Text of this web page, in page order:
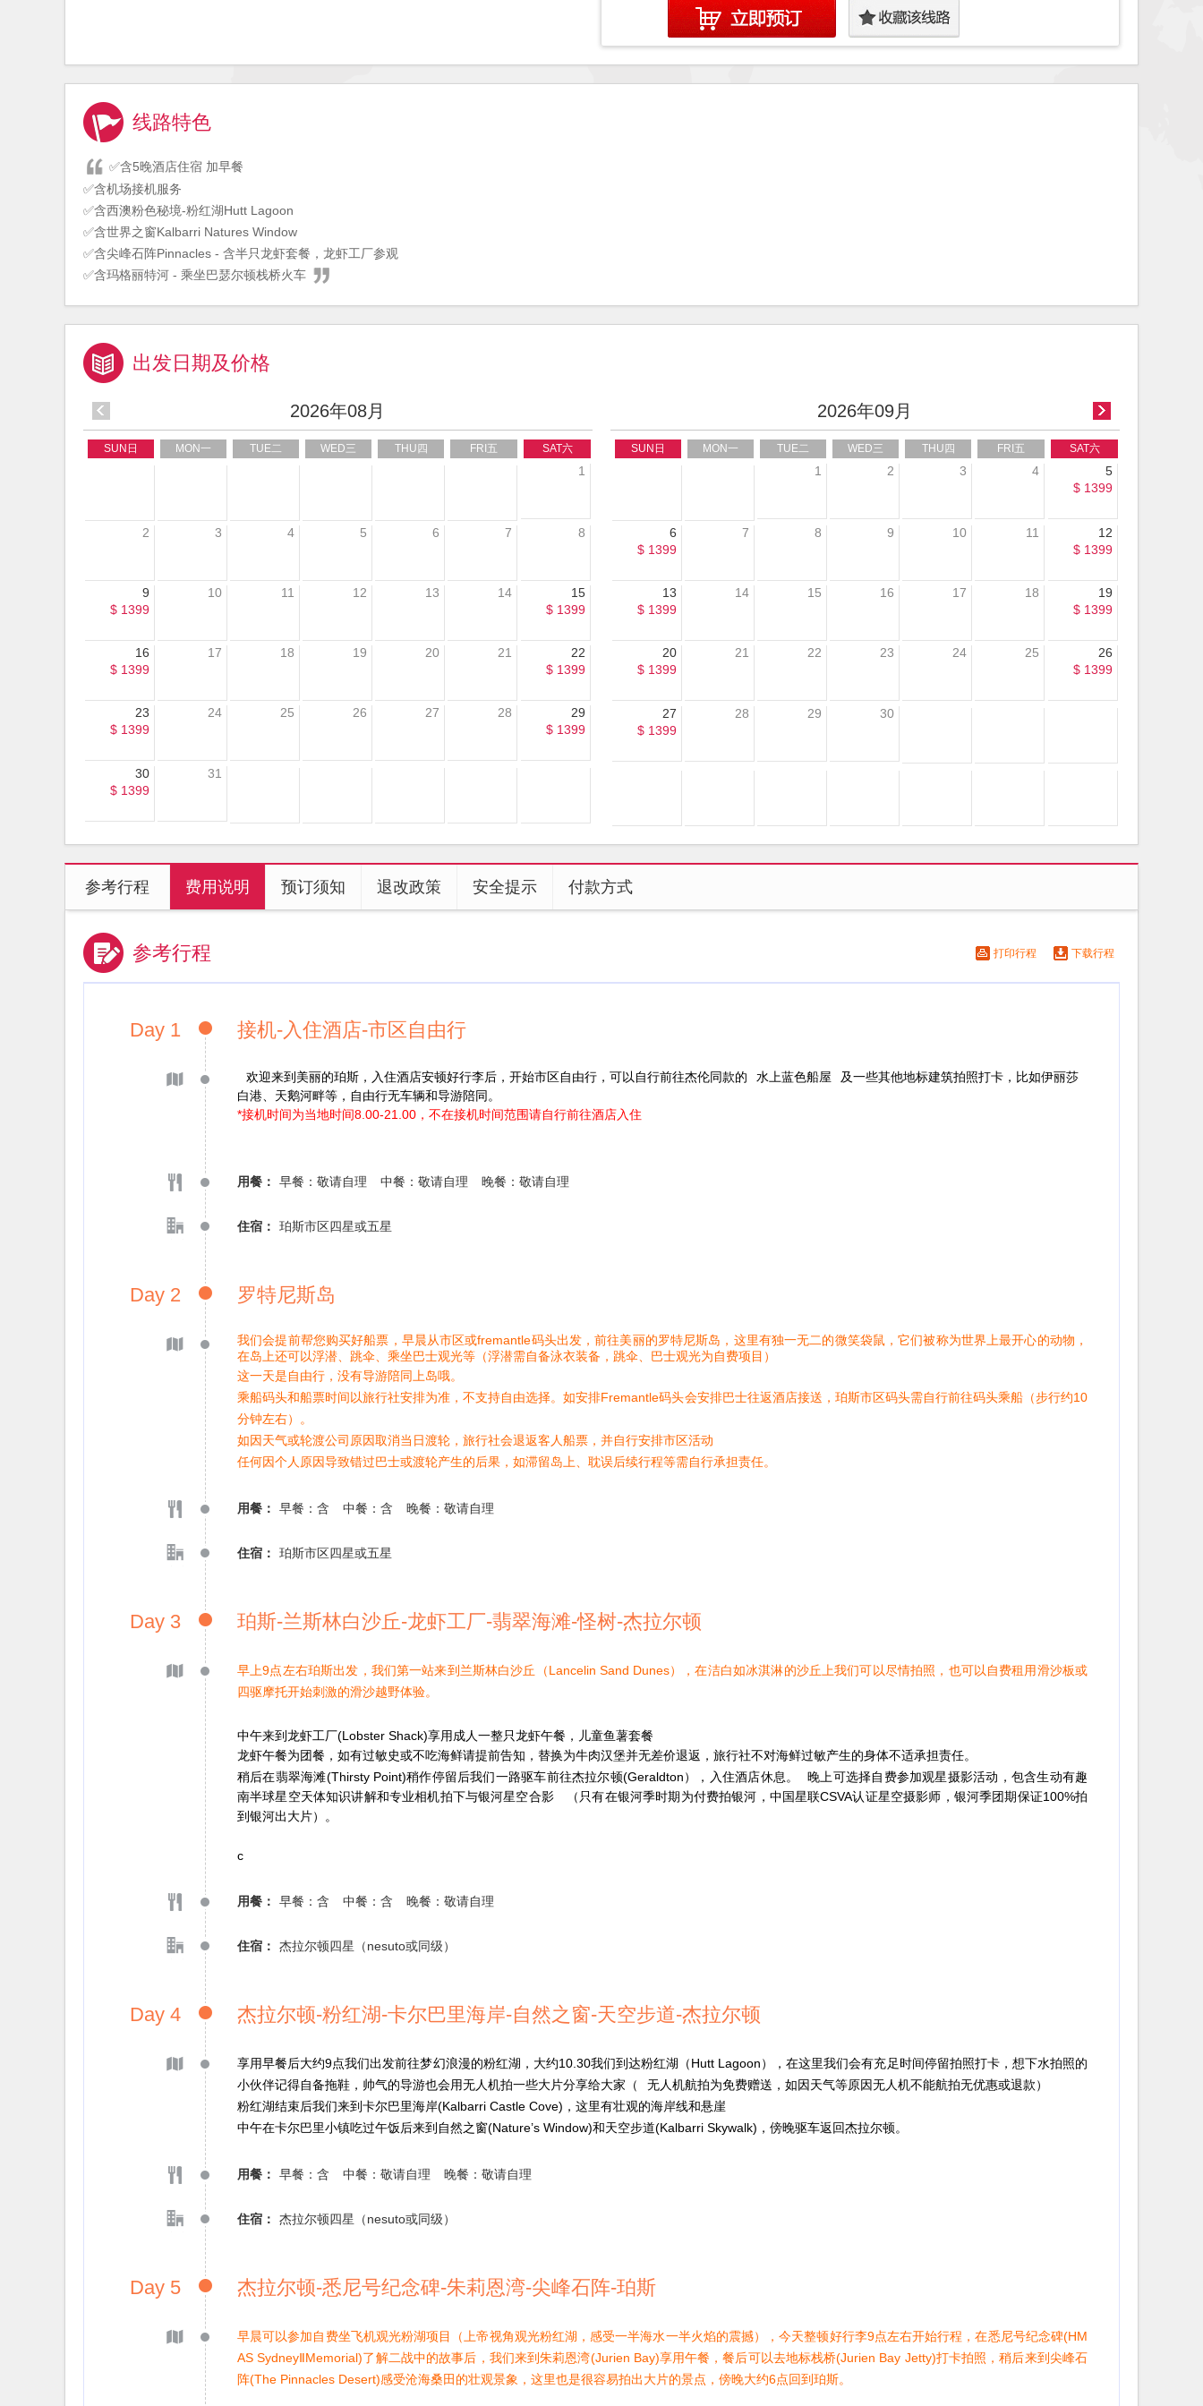
线路特色
✅含5晚酒店住宿 加早餐
✅含机场接机服务
✅含西澳粉色秘境-粉红湖Hutt Lagoon
✅含世界之窗Kalbarri Natures Window
✅含尖峰石阵Pinnacles - 含半只龙虾套餐，龙虾工厂参观
✅含玛格丽特河 - 乘坐巴瑟尔顿栈桥火车
出发日期及价格
2026年08月
SUN日 MON一 TUE二 WED三 THU四 FRI五 SAT六
1
2 3 4 5 6 7 8
9
$ 1399
10 11 12 13 14
15
$ 1399
16
$ 1399
17 18 19 20 21
22
$ 1399
23
$ 1399
24 25 26 27 28
29
$ 1399
30
$ 1399
31
2026年09月
SUN日 MON一 TUE二 WED三 THU四 FRI五 SAT六
1 2 3 4
5
$ 1399
6
$ 1399
7 8 9 10 11
12
$ 1399
13
$ 1399
14 15 16 17 18
19
$ 1399
20
$ 1399
21 22 23 24 25
26
$ 1399
27
$ 1399
28 29 30
参考行程 费用说明 预订须知 退改政策 安全提示 付款方式
打印行程 下载行程
参考行程
Day 1 接机-入住酒店-市区自由行
欢迎来到美丽的珀斯，入住酒店安顿好行李后，开始市区自由行，可以自行前往杰伦同款的 水上蓝色船屋
及一些其他地标建筑拍照打卡，比如伊丽莎
白港、天鹅河畔等，自由行无车辆和导游陪同。
*接机时间为当地时间8.00-21.00，不在接机时间范围请自行前往酒店入住
用餐： 早餐：敬请自理 中餐：敬请自理 晚餐：敬请自理
住宿： 珀斯市区四星或五星
Day 2 罗特尼斯岛
我们会提前帮您购买好船票，早晨从市区或fremantle码头出发，前往美丽的罗特尼斯岛，这里有独一无二的微笑袋鼠，它们被称为世界上最开心的动物，
在岛上还可以浮潜、跳伞、乘坐巴士观光等（浮潜需自备泳衣装备，跳伞、巴士观光为自费项目）
这一天是自由行，没有导游陪同上岛哦。
乘船码头和船票时间以旅行社安排为准，不支持自由选择。如安排Fremantle码头会安排巴士往返酒店接送，珀斯市区码头需自行前往码头乘船（步行约10
分钟左右）。
如因天气或轮渡公司原因取消当日渡轮，旅行社会退返客人船票，并自行安排市区活动
任何因个人原因导致错过巴士或渡轮产生的后果，如滞留岛上、耽误后续行程等需自行承担责任。
用餐： 早餐：含 中餐：含 晚餐：敬请自理
住宿： 珀斯市区四星或五星
Day 3 珀斯-兰斯林白沙丘-龙虾工厂-翡翠海滩-怪树-杰拉尔顿
早上9点左右珀斯出发，我们第一站来到兰斯林白沙丘（Lancelin Sand Dunes），在洁白如冰淇淋的沙丘上我们可以尽情拍照，也可以自费租用滑沙板或
四驱摩托开始刺激的滑沙越野体验。
中午来到龙虾工厂(Lobster Shack)享用成人一整只龙虾午餐，儿童鱼薯套餐
龙虾午餐为团餐，如有过敏史或不吃海鲜请提前告知，替换为牛肉汉堡并无差价退返，旅行社不对海鲜过敏产生的身体不适承担责任。
稍后在翡翠海滩(Thirsty Point)稍作停留后我们一路驱车前往杰拉尔顿(Geraldton），入住酒店休息。
晚上可选择自费参加观星摄影活动，包含生动有趣
南半球星空天体知识讲解和专业相机拍下与银河星空合影
（只有在银河季时期为付费拍银河，中国星联CSVA认证星空摄影师，银河季团期保证100%拍
到银河出大片）。
c
用餐： 早餐：含 中餐：含 晚餐：敬请自理
住宿： 杰拉尔顿四星（nesuto或同级）
Day 4 杰拉尔顿-粉红湖-卡尔巴里海岸-自然之窗-天空步道-杰拉尔顿
享用早餐后大约9点我们出发前往梦幻浪漫的粉红湖，大约10.30我们到达粉红湖（Hutt Lagoon），在这里我们会有充足时间停留拍照打卡，想下水拍照的
小伙伴记得自备拖鞋，帅气的导游也会用无人机拍一些大片分享给大家（
无人机航拍为免费赠送，如因天气等原因无人机不能航拍无优惠或退款）
粉红湖结束后我们来到卡尔巴里海岸(Kalbarri Castle Cove)，这里有壮观的海岸线和悬崖
中午在卡尔巴里小镇吃过午饭后来到自然之窗(Nature’s Window)和天空步道(Kalbarri Skywalk)，傍晚驱车返回杰拉尔顿。
用餐： 早餐：含 中餐：敬请自理 晚餐：敬请自理
住宿： 杰拉尔顿四星（nesuto或同级）
Day 5 杰拉尔顿-悉尼号纪念碑-朱莉恩湾-尖峰石阵-珀斯
早晨可以参加自费坐飞机观光粉湖项目（上帝视角观光粉红湖，感受一半海水一半火焰的震撼），今天整顿好行李9点左右开始行程，在悉尼号纪念碑(HM
AS SydneyⅡMemorial)了解二战中的故事后，我们来到朱莉恩湾(Jurien Bay)享用午餐，餐后可以去地标栈桥(Jurien Bay Jetty)打卡拍照，稍后来到尖峰石
阵(The Pinnacles Desert)感受沧海桑田的壮观景象，这里也是很容易拍出大片的景点，傍晚大约6点回到珀斯。